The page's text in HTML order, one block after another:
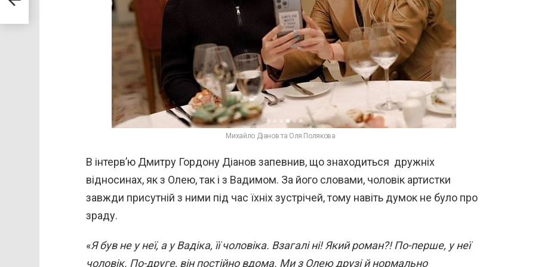
Михайло Діанов та Оля Полякова
В інтерв’ю Дмитру Гордону Діанов запевнив, що знаходиться дружніх
відносинах, як з Олею, так і з Вадимом. За його словами, чоловік артистки
завжди присутній з ними під час їхніх зустрічей, тому навіть думок не було про
зраду.
«Я був не у неї, а у Вадіка, її чоловіка. Взагалі ні! Який роман?! По-перше, у неї
чоловік. По-друге, він постійно вдома. Ми з Олею друзі й нормально